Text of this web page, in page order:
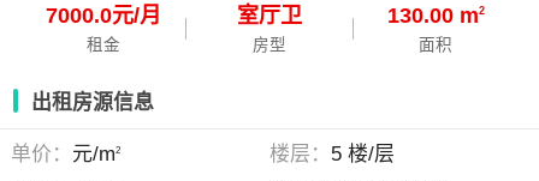
7000.0元/月
租金
室厅卫
房型
130.00 m2
面积
出租房源信息
单价： 元/m2 楼层： 5 楼/层